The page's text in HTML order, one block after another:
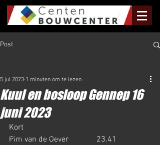
Post
Olympus Nieuws
Halve Marathon Nieuws
Rundje Mill Nieuws
Kuul en bosloop Gennep 16
juni 2023
5 jul 2023 1 minuten om te lezen
Kort
Pim van de Oever              23.41